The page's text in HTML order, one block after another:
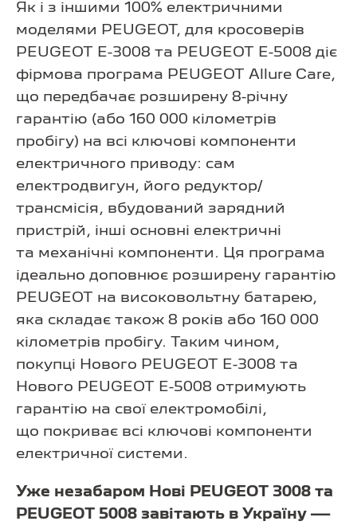
Як і з іншими 100% електричними
моделями PEUGEOT, для кросоверів
PEUGEOT E-3008 та PEUGEOT E-5008 діє
фірмова програма PEUGEOT Allure Care,
що передбачає розширену 8-річну
гарантію (або 160 000 кілометрів
пробігу) на всі ключові компоненти
електричного приводу: сам
електродвигун, його редуктор/
трансмісія, вбудований зарядний
пристрій, інші основні електричні
та механічні компоненти. Ця програма
ідеально доповнює розширену гарантію
PEUGEOT на високовольтну батарею,
яка складає також 8 років або 160 000
кілометрів пробігу. Таким чином,
покупці Нового PEUGEOT E-3008 та
Нового PEUGEOT E-5008 отримують
гарантію на свої електромобілі,
що покриває всі ключові компоненти
електричної системи.
Уже незабаром Нові PEUGEOT 3008 та
PEUGEOT 5008 завітають в Україну —